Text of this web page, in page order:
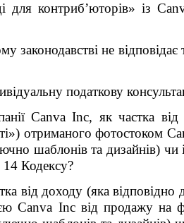
для контриб’юторів» із
законодавстві не
податкову
Canva Inc, як частка від
отриманого фотостоком
шаблонів та дизайнів)
Кодексу?
доходу (яка відповідно
Canva Inc від продажу на